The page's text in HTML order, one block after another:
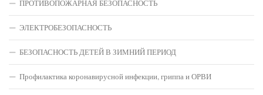
ПРОТИВОПОЖАРНАЯ БЕЗОПАСНОСТЬ
ЭЛЕКТРОБЕЗОПАСНОСТЬ
БЕЗОПАСНОСТЬ ДЕТЕЙ В ЗИМНИЙ ПЕРИОД
Профилактика коронавирусной инфекции, гриппа и ОРВИ